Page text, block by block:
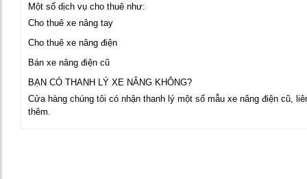
Một số dịch vụ cho thuê như:
Cho thuê xe nâng tay
Cho thuê xe nâng điện
Bán xe nâng điện cũ
BẠN CÓ THANH LÝ XE NÂNG KHÔNG?
Cửa hàng chúng tôi có nhận thanh lý một số mẫu xe nâng điện cũ,
thêm.